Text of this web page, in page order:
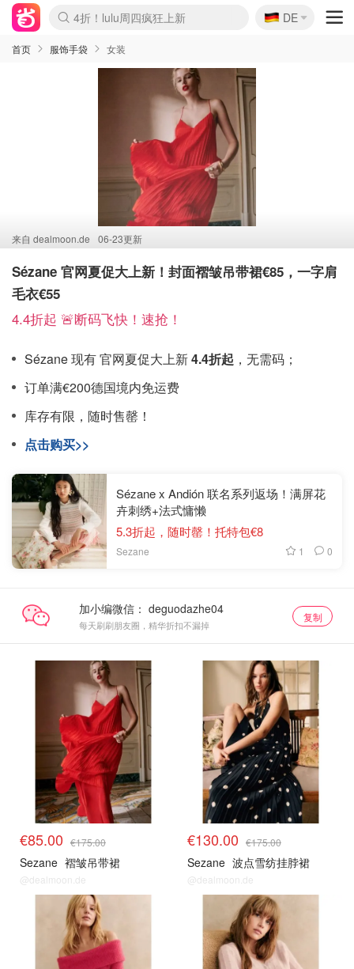
Boticinal 夏促开抢！
4折！lulu周四疯狂上新
还没结束！&OtherStories大促
Joybuy变相75折 随时失效
速领！Stanley独家85折
疑似霸哥！Camper额外叠85折
Zalando 奥莱闪促！每日更新
Moncler反季囤！5折起+叠9折
Coach Brooklyn仅€192
🇩🇪
DE
首页 服饰手袋 女装
来自 dealmoon.de 06-23更新
Sézane 官网夏促大上新！封面褶皱吊带裙€85，一字肩
毛衣€55
4.4折起 🚨断码飞快！速抢！
Sézane 现有 官网夏促大上新4.4折起 ，无需码；
订单满€200德国境内免运费
库存有限，随时售罄！
点击购买>>
Sézane x Andión 联名系列返场！满屏花
卉刺绣+法式慵懒
5.3折起，随时罄！托特包€8
Sezane 1 0
加小编微信：
每天刷刷朋友圈，精华折扣不漏掉
复制
€85.00 €175.00
Sezane 褶皱吊带裙
@dealmoon.de
€130.00 €175.00
Sezane 波点雪纺挂脖裙
@dealmoon.de